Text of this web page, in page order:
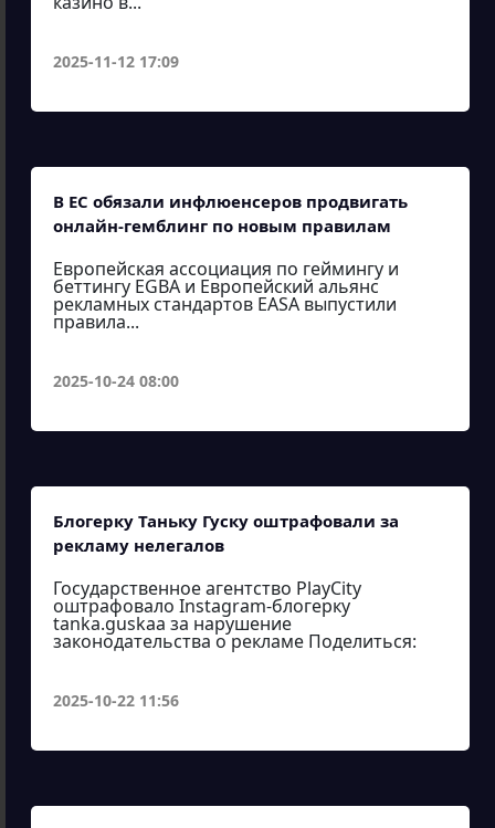
2025-11-12 17:09
В ЕС обязали инфлюенсеров продвигать
онлайн-гемблинг по новым правилам
Европейская ассоциация по геймингу и
беттингу EGBA и Европейский альянс
рекламных стандартов EASA выпустили
правила...
2025-10-24 08:00
Блогерку Таньку Гуску оштрафовали за
рекламу нелегалов
Государственное агентство PlayCity
оштрафовало Instagram-блогерку
tanka.guskaa за нарушение
законодательства о рекламе Поделиться:
2025-10-22 11:56